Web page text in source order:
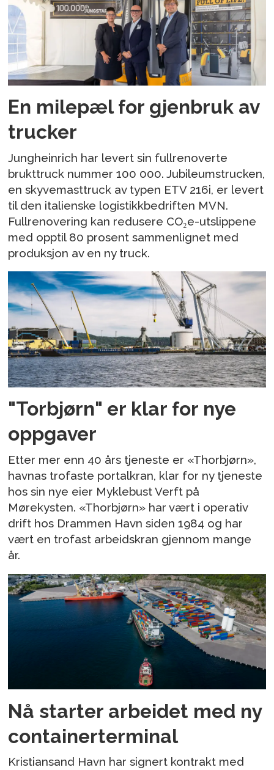
En milepæl for gjenbruk av
trucker
Jungheinrich har levert sin fullrenoverte
brukttruck nummer 100 000. Jubileumstrucken,
en skyvemasttruck av typen ETV 216i, er levert
til den italienske logistikkbedriften MVN.
Fullrenovering kan redusere CO₂e-utslippene
med opptil 80 prosent sammenlignet med
produksjon av en ny truck.
"Torbjørn" er klar for nye
oppgaver
Etter mer enn 40 års tjeneste er «Thorbjørn»,
havnas trofaste portalkran, klar for ny tjeneste
hos sin nye eier Myklebust Verft på
Mørekysten. «Thorbjørn» har vært i operativ
drift hos Drammen Havn siden 1984 og har
vært en trofast arbeidskran gjennom mange
år.
Nå starter arbeidet med ny
containerterminal
Kristiansand Havn har signert kontrakt med